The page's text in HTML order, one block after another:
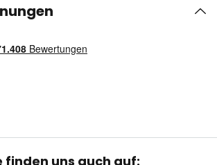
finden uns auch auf: